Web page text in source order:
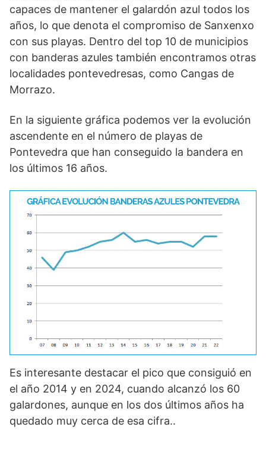
capaces de mantener el galardón azul todos los
años, lo que denota el compromiso de Sanxenxo
con sus playas. Dentro del top 10 de municipios
con banderas azules también encontramos otras
localidades pontevedresas, como Cangas de
Morrazo.
En la siguiente gráfica podemos ver la evolución
ascendente en el número de playas de
Pontevedra que han conseguido la bandera en
los últimos 16 años.
Es interesante destacar el pico que consiguió en
el año 2014 y en 2024, cuando alcanzó los 60
galardones, aunque en los dos últimos años ha
quedado muy cerca de esa cifra..